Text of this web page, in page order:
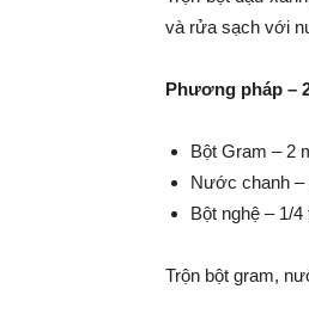
và rửa sạch với
Phương pháp –
Bột Gram – 2
Nước chanh –
Bột nghệ – 1/
Trộn bột gram,